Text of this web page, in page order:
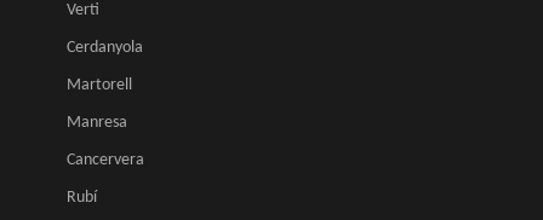
Verti
Cerdanyola
Martorell
Manresa
Cancervera
Rubí